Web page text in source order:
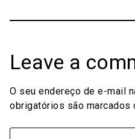
Leave a
O seu endereço de e-mail
obrigatórios são marcados